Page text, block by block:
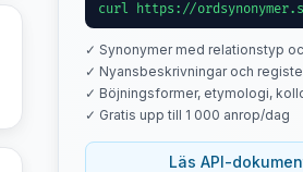
curl https://
✓ Synonymer med relationstyp
✓ Nyansbeskrivningar och
✓ Böjningsformer, etymologi,
✓ Gratis upp till 1 000 anrop/dag
Läs API-